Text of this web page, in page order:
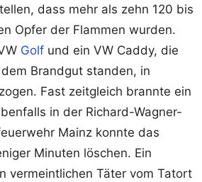
dass mehr als zehn 120 bis
Opfer der Flammen wurden.
Golf und ein VW Caddy, die
Brandgut standen, in
Fast zeitgleich brannte ein
in der Richard-Wagner-
Mainz konnte das
Minuten löschen. Ein
vermeintlichen Täter vom Tatort